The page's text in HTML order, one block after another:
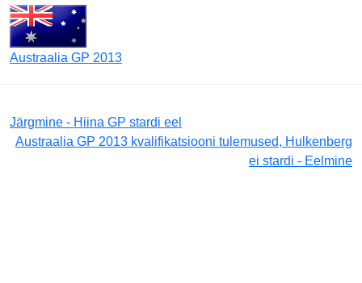
Austraalia GP 2013
Järgmine - Hiina GP stardi eel
Austraalia GP 2013 kvalifikatsiooni tulemused, Hulkenberg
ei stardi - Eelmine